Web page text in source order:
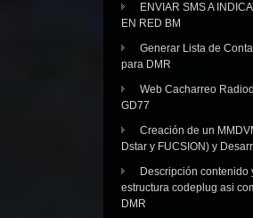
ENVIAR SMS A
EN RED BM
Generar Lista de
para DMR
Web Cacharreo
GD77
Creación de un
Dstar y FUCSION) y
Descripción contenido
estructura codeplug asi
DMR